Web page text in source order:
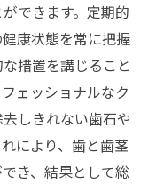
顔のケア
の歯科ケア
歯科ケア
する審美的アド
できます。定期的
康状態を常に把握
措置を講じること
ェッショナルなク
しきれない歯石や
により、歯と歯茎
き、結果として総